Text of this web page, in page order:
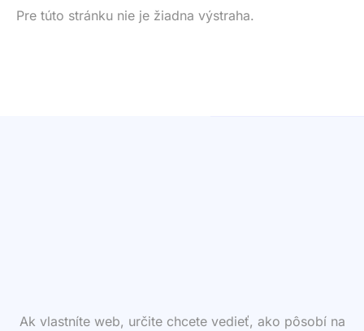
Pre túto stránku nie je žiadna výstraha.
Ak vlastníte web, určite chcete vedieť, ako pôsobí na